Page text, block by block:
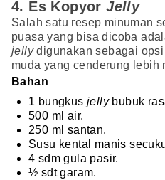
4. Es KopyorJelly
Salah satu resep minuman
puasa yang bisa dicoba
jellydigunakan sebagai
muda yang cenderung lebih
Bahan
1 bungkus jellybubuk
500 ml air.
250 ml santan.
Susu kental manis
4 sdm gula pasir.
½ sdt garam.